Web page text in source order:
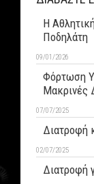
Η
Ποδηλάτη
09/01/2026
Φόρτωση
Μακρινές
07/07/2025
Διατροφή
02/07/2025
Διατροφή